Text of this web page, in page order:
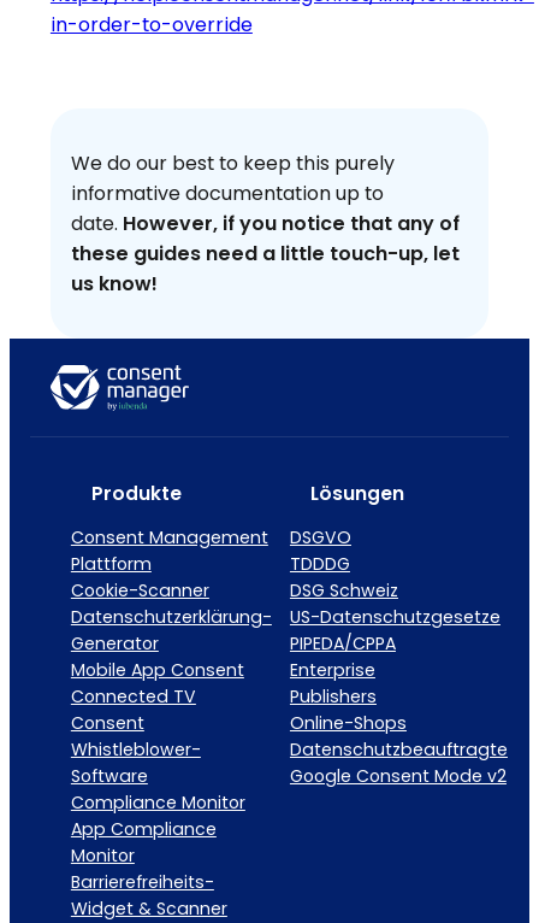
in-order-to-override
We do our best to keep this purely
informative documentation up to
date. However, if you notice that any of
these guides need a little touch-up, let
us know!
Produkte
Consent Management
Plattform
Cookie-Scanner
Datenschutzerklärung-
Generator
Mobile App Consent
Connected TV
Consent
Whistleblower-
Software
Compliance Monitor
App Compliance
Monitor
Barrierefreiheits-
Widget & Scanner
Lösungen
DSGVO
TDDDG
DSG Schweiz
US-Datenschutzgesetze
PIPEDA/CPPA
Enterprise
Publishers
Online-Shops
Datenschutzbeauftragte
Google Consent Mode v2